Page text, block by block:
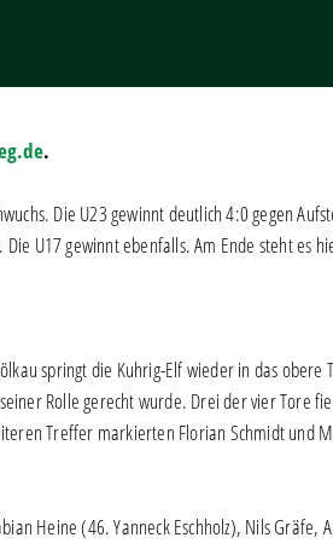
.
Die U23 gewinnt deutlich 4:0 gegen
U17 gewinnt ebenfalls. Am Ende steht es
springt die Kuhrig-Elf wieder in das
Rolle gerecht wurde. Drei der vier Tore
Treffer markierten Florian Schmidt und
Heine (46. Yanneck Eschholz), Nils Gräfe,